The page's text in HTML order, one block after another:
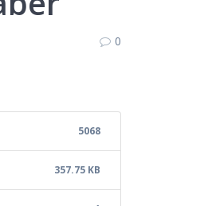
0
5068
357.75 KB